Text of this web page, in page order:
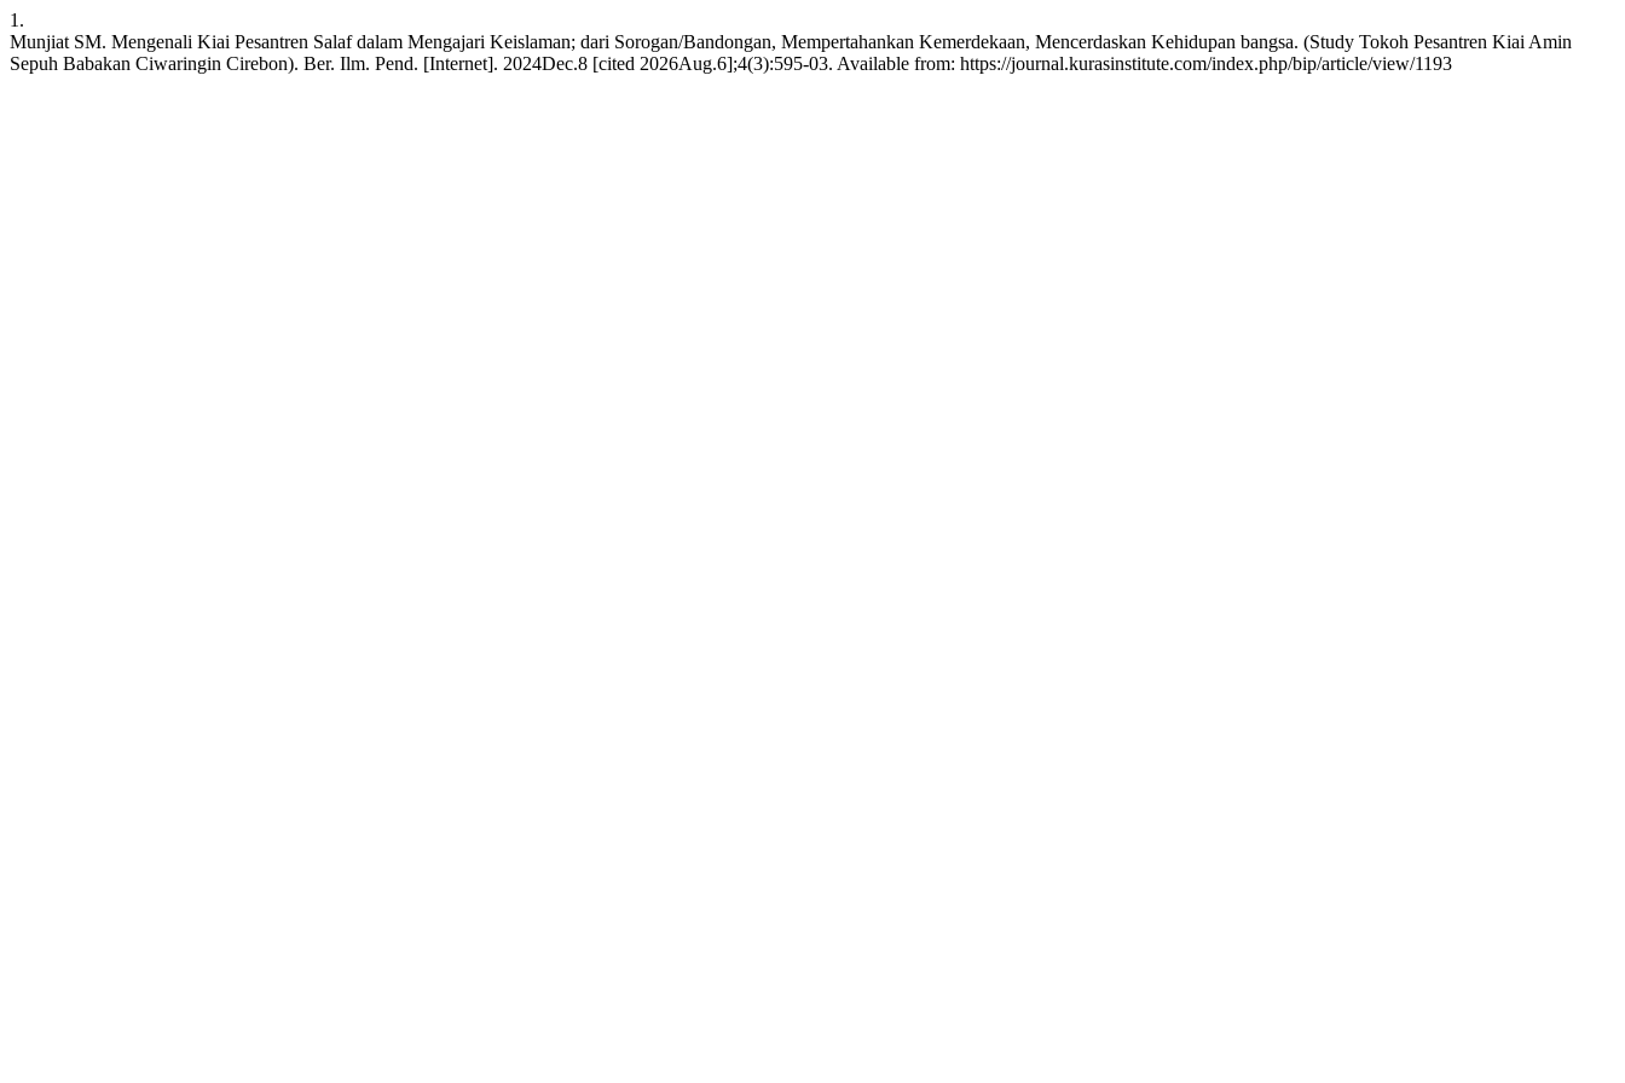
1.
Munjiat SM. Mengenali Kiai Pesantren Salaf dalam Mengajari Keislaman; dari Sorogan/Bandongan, Mempertahankan Kemerdekaan, Mencerdaskan Kehidupan bangsa. (Study Tokoh Pesantren Kiai Amin
Sepuh Babakan Ciwaringin Cirebon). Ber. Ilm. Pend. [Internet]. 2024Dec.8 [cited 2026Aug.6];4(3):595-03. Available from: https://journal.kurasinstitute.com/index.php/bip/article/view/1193